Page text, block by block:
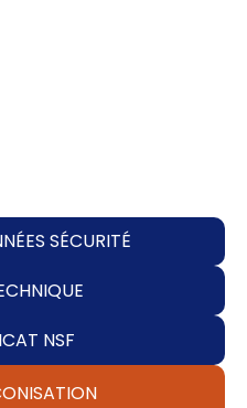
SÉCURITÉ
NSF